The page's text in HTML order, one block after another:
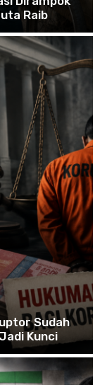
Raib
Sudah
Kunci